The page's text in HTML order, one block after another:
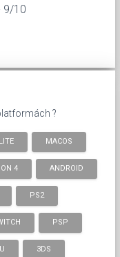
9/10
?
MACOS
4 ANDROID
PS2
PSP
3DS